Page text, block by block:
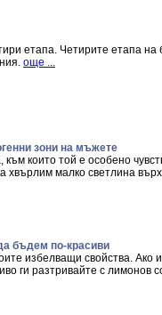
етапа. Четирите етапа на
още ...
зони на мъжете
които той е особено
хвърлим малко светлина
бъдем по-красиви
избелващи свойства. Ако
ги разтривайте с лимонов